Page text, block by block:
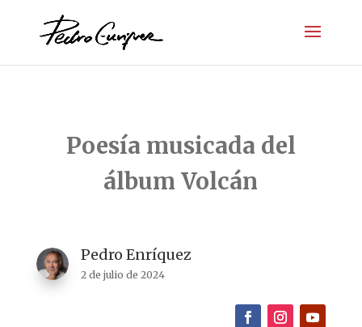
Poesía musicada del
álbum Volcán
Pedro Enríquez
2 de julio de 2024